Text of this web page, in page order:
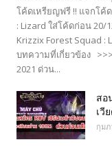
โค้ดเหรียญฟรี !! แจกโค้
: Lizard ใส่โค้ดก่อน 20/
Krizzix Forest Squad :
บทความที่เกี่ยวข้อง
2021 ด่วน...
สอ
เวี
กุมภ